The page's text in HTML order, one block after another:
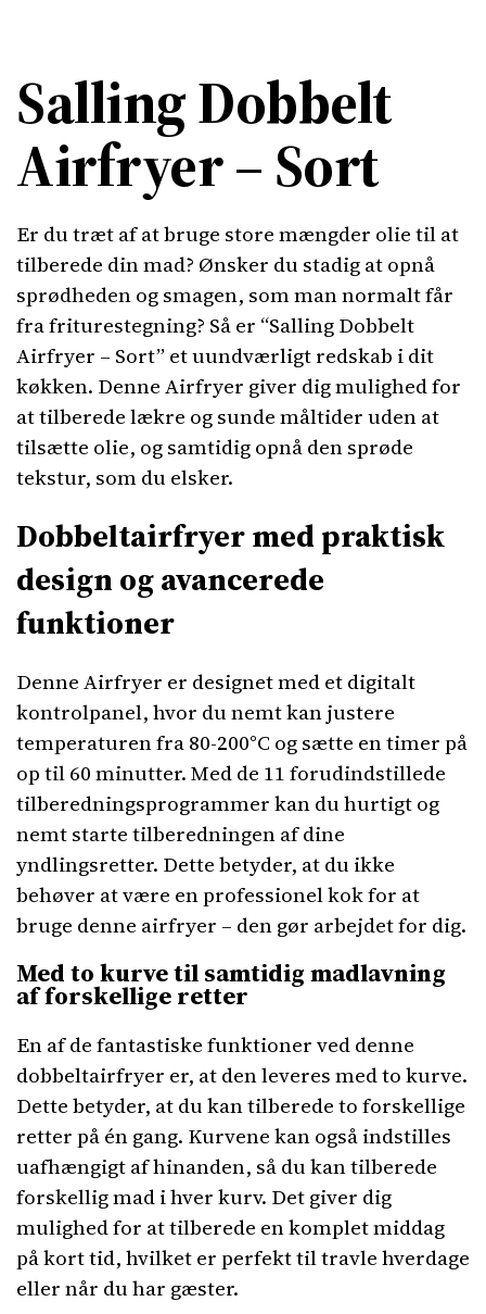
Salling Dobbelt
Airfryer – Sort
Er du træt af at bruge store mængder olie til at
tilberede din mad? Ønsker du stadig at opnå
sprødheden og smagen, som man normalt får
fra friturestegning? Så er “Salling Dobbelt
Airfryer – Sort” et uundværligt redskab i dit
køkken. Denne Airfryer giver dig mulighed for
at tilberede lækre og sunde måltider uden at
tilsætte olie, og samtidig opnå den sprøde
tekstur, som du elsker.
Dobbeltairfryer med praktisk
design og avancerede
funktioner
Denne Airfryer er designet med et digitalt
kontrolpanel, hvor du nemt kan justere
temperaturen fra 80-200°C og sætte en timer på
op til 60 minutter. Med de 11 forudindstillede
tilberedningsprogrammer kan du hurtigt og
nemt starte tilberedningen af dine
yndlingsretter. Dette betyder, at du ikke
behøver at være en professionel kok for at
bruge denne airfryer – den gør arbejdet for dig.
Med to kurve til samtidig madlavning
af forskellige retter
En af de fantastiske funktioner ved denne
dobbeltairfryer er, at den leveres med to kurve.
Dette betyder, at du kan tilberede to forskellige
retter på én gang. Kurvene kan også indstilles
uafhængigt af hinanden, så du kan tilberede
forskellig mad i hver kurv. Det giver dig
mulighed for at tilberede en komplet middag
på kort tid, hvilket er perfekt til travle hverdage
eller når du har gæster.